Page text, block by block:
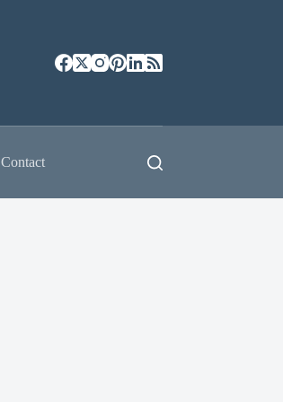
Contact